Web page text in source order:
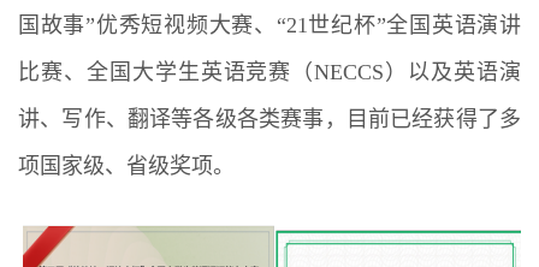
国故事”优秀短视频大赛、“21世纪杯”全国英语演讲
比赛、全国大学生英语竞赛（NECCS）以及英语演
讲、写作、翻译等各级各类赛事，目前已经获得了多
项国家级、省级奖项。